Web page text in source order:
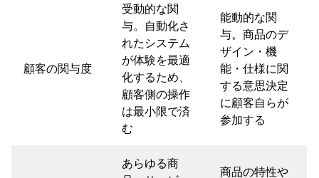
顧客の関与度
受動的な関
与。自動化さ
れたシステム
が体験を最適
化するため、
顧客側の操作
は最小限で済
む
能動的な関
与。商品のデ
ザイン・機
能・仕様に関
する意思決定
に顧客自らが
参加する
あらゆる商
商品の特性や